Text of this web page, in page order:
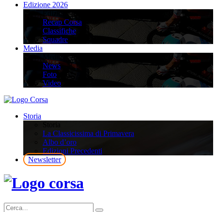
Edizione 2026
Edizione 2026
Recap Corsa
Classifiche
Squadre
Media
Media
News
Foto
Video
Storia
La Classicissima di Primavera
Albo d’oro
Edizioni Precedenti
Newsletter